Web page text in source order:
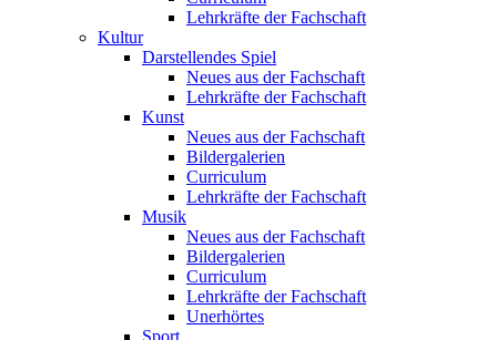
Lehrkräfte der Fachschaft
Kultur
Darstellendes Spiel
Neues aus der Fachschaft
Lehrkräfte der Fachschaft
Kunst
Neues aus der Fachschaft
Bildergalerien
Curriculum
Lehrkräfte der Fachschaft
Musik
Neues aus der Fachschaft
Bildergalerien
Curriculum
Lehrkräfte der Fachschaft
Unerhörtes